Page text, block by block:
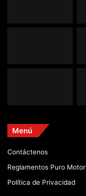
Menú
Contáctenos
Reglamentos Puro Motor
Política de Privacidad